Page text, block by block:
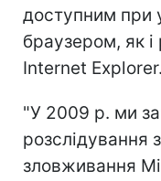
доступним при
браузером, як
Internet Explorer.
"У 2009 р. ми
розслідування
зловживання